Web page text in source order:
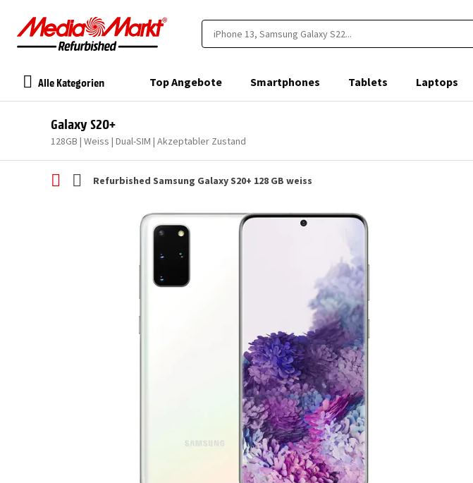
Alle Kategorien Top Angebote Smartphones Tablets Laptops
Galaxy S20+
128GB | Weiss | Dual-SIM | Akzeptabler Zustand
Refurbished Samsung Galaxy S20+ 128 GB weiss